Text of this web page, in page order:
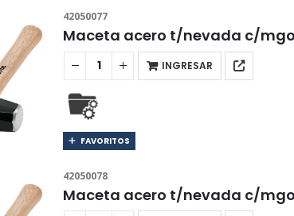
42050077
Maceta acero t/nevada c/
INGRESAR
FAVORITOS
42050078
Maceta acero t/nevada c/